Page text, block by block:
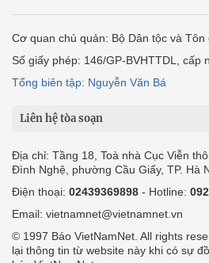
Cơ quan chủ quản: Bộ Dân tộc và Tôn
Số giấy phép: 146/GP-BVHTTDL, cấp
Tổng biên tập: Nguyễn Văn Bá
Liên hệ tòa soạn
Địa chỉ: Tầng 18, Toà nhà Cục Viễn
Đình Nghệ, phường Cầu Giấy, TP. Hà
Điện thoại: 02439369898 - Hotline:
Email: vietnamnet@vietnamnet.vn
© 1997 Báo VietNamNet. All rights
lại thông tin từ website này khi có sự